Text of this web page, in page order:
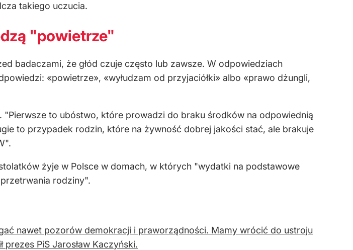
takiego uczucia.
"powietrze"
badaczami, że głód czuje często lub zawsze. W odpowiedziach
«powietrze», «wyłudzam od przyjaciółki» albo «prawo dżungli,
to ubóstwo, które prowadzi do braku środków na odpowiednią
to przypadek rodzin, które na żywność dobrej jakości stać, ale brakuje
żyje w Polsce w domach, w których "wydatki na podstawowe
rodziny".
nawet pozorów demokracji i praworządności. Mamy wrócić do ustroju
PiS Jarosław Kaczyński.